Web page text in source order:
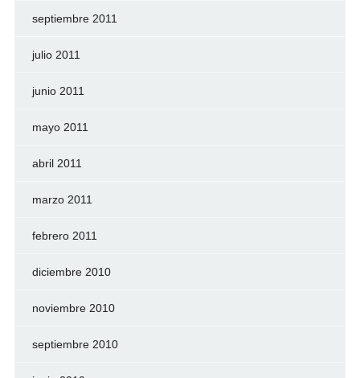
septiembre 2011
julio 2011
junio 2011
mayo 2011
abril 2011
marzo 2011
febrero 2011
diciembre 2010
noviembre 2010
septiembre 2010